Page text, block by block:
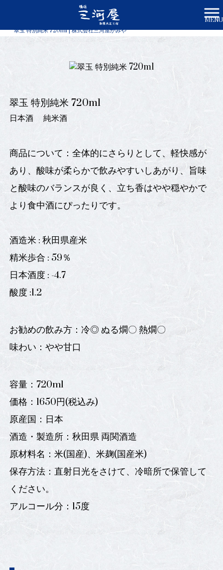
MENU
商品一覧
翠玉 特別純米 720ml | 株式会社三河屋かみや
翠玉 特別純米 720ml
日本酒 純米酒
商品について：全体的にさらりとして、軽快感が
あり、酸味が柔らかで飲みやすいしあがり、旨味
と酸味のバランスが良く、立ち香はやや穏やかで
より食中酒にぴったりです。
酒造米 : 秋田県産米
精米歩合 : 59％
日本酒度 : -4.7
酸度 :1.2
お勧めの飲み方：冷◎ ぬる燗〇 熱燗〇
味わい：やや甘口
容量：720ml
価格：1650円(税込み)
原産国：日本
酒造・製造所：秋田県 両関酒造
原材料名：米(国産)、米麹(国産米)
保存方法：直射日光をさけて、冷暗所で保管して
ください。
アルコール分：15度